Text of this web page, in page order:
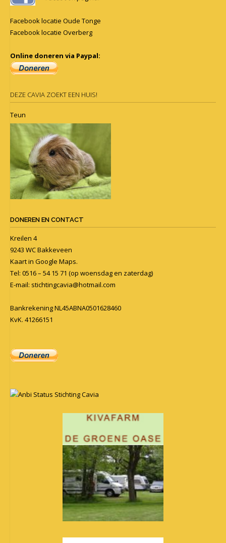
Facebook locatie Oude Tonge
Facebook locatie Overberg
Online doneren via Paypal:
DEZE CAVIA ZOEKT EEN HUIS!
Teun
DONEREN EN CONTACT
Kreilen 4
9243 WC Bakkeveen
Kaart in Google Maps.
Tel: 0516 – 54 15 71 (op woensdag en zaterdag)
E-mail: stichtingcavia@hotmail.com
Bankrekening NL45ABNA0501628460
KvK. 41266151
Anbi Status Stichting Cavia